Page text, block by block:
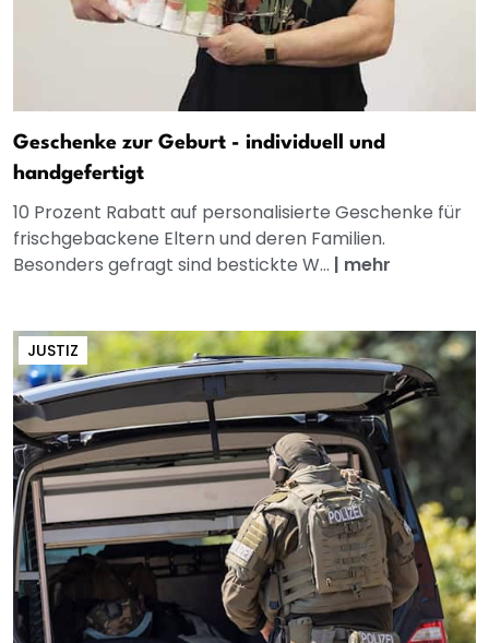
Geschenke zur Geburt - individuell und
handgefertigt
10 Prozent Rabatt auf personalisierte Geschenke für
frischgebackene Eltern und deren Familien.
Besonders gefragt sind bestickte W... | mehr
JUSTIZ